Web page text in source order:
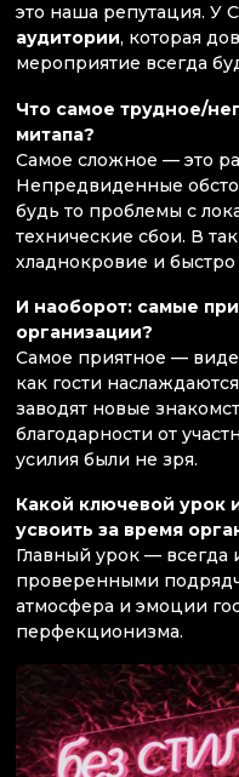
это наша репутация. У
аудитории, которая
мероприятие всегда
Что самое трудное/
митапа?
Самое сложное — это
Непредвиденные
будь то проблемы с
технические сбои. В
хладнокровие и
И наоборот: самые
организации?
Самое приятное —
как гости
заводят новые
благодарности от
усилия были не зря.
Какой ключевой урок
усвоить за время
Главный урок — всегда
проверенными
атмосфера и эмоции
перфекционизма.